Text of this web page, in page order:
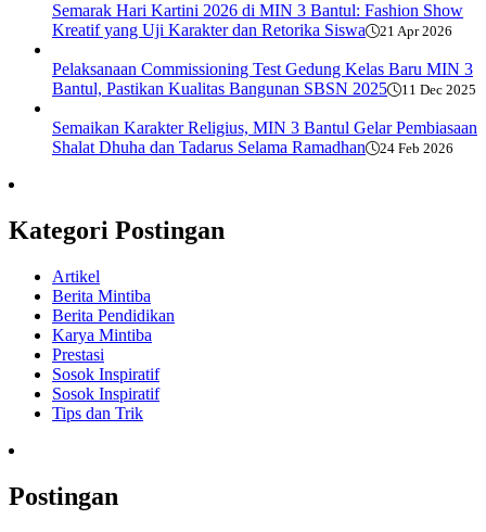
Semarak Hari Kartini 2026 di MIN 3 Bantul: Fashion Show
Kreatif yang Uji Karakter dan Retorika Siswa
21 Apr 2026
Pelaksanaan Commissioning Test Gedung Kelas Baru MIN 3
Bantul, Pastikan Kualitas Bangunan SBSN 2025
11 Dec 2025
Semaikan Karakter Religius, MIN 3 Bantul Gelar Pembiasaan
Shalat Dhuha dan Tadarus Selama Ramadhan
24 Feb 2026
Kategori Postingan
Artikel
Berita Mintiba
Berita Pendidikan
Karya Mintiba
Prestasi
Sosok Inspiratif
Sosok Inspiratif
Tips dan Trik
Postingan